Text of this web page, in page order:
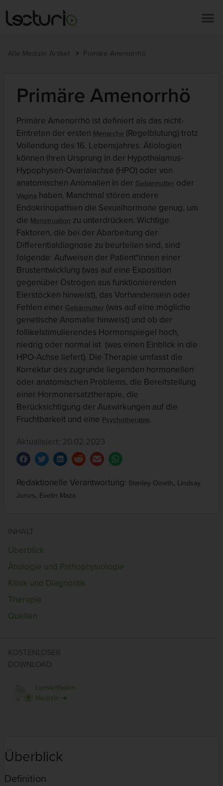
Alle Medizin Artikel Primäre Amenorrhö
Primäre Amenorrhö
Primäre Amenorrhö ist definiert als das nicht-
Eintreten der ersten Menarche (Regelblutung) trotz
Vollendung des 16. Lebensjahres. Ätiologien
können ihren Ursprung in der Hypothalamus-
Hypophysen-Ovarialachse (HPO) oder von
anatomischen Anomalien in der Gebärmutter oder
Vagina haben. Manchmal stören andere
Endokrinopathien die Sexualhormone genug, um
die Menstruation zu unterdrücken. Wichtige
Faktoren, die bei der Abarbeitung der
Differentialdiagnose zu beurteilen sind, sind
folgende: Aufweisen der Patient*innen einer
Brustentwicklung (was auf eine Exposition
gegenüber Östrogen aus funktionierenden
Eierstöcken hinweist), das Vorhandensein oder
Fehlen einer Gebärmutter (was auf eine mögliche
genetische Anomalie hinweist) und ob der
follikelstimulierendes Hormonspiegel hoch,
niedrig oder normal ist (was einen Einblick in die
HPO-Achse liefert). Die Therapie umfasst die
Korrektur des zugrunde liegenden hormonellen
oder anatomischen Problems, die Bereitstellung
einer Hormonersatztherapie, die
Berücksichtigung der Auswirkungen auf die
Fruchtbarkeit und eine Psychotherapie.
Aktualisiert: 20.02.2023
Redaktionelle Verantwortung: Stanley Oiseth, Lindsay
Jones, Evelin Maza
INHALT
Überblick
Ätiologie und Pathophysiologie
Klinik und Diagnostik
Therapie
Quellen
KOSTENLOSER
DOWNLOAD
Lernleitfaden
Medizin ➜
Überblick
Definition